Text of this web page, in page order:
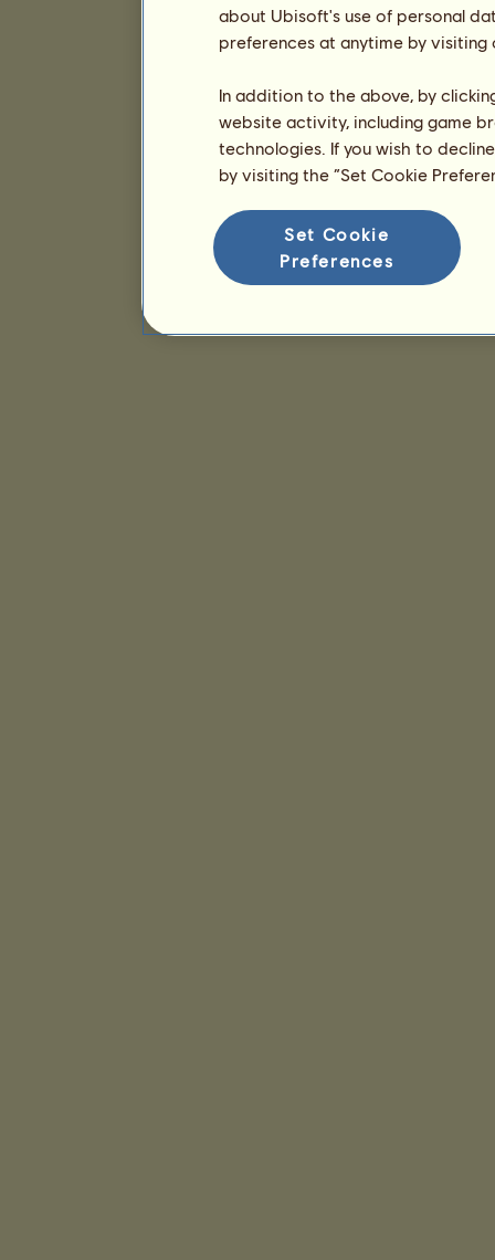
about Ubisoft's use of personal
preferences at anytime by
In addition to the above, by
website activity, including game
technologies. If you wish to
by visiting the “Set Cookie
Set Cookie
Preferences